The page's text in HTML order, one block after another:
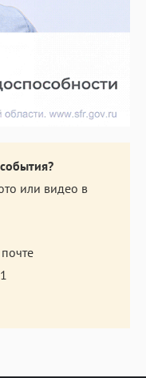
или видео в